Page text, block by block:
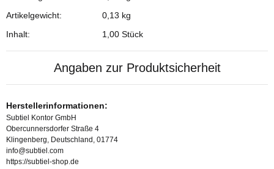
Artikelgewicht:
0,13 kg
Inhalt:
1,00 Stück
Angaben zur Produktsicherheit
Herstellerinformationen:
Subtiel Kontor GmbH
Obercunnersdorfer Straße 4
Klingenberg, Deutschland, 01774
info@subtiel.com
https://subtiel-shop.de